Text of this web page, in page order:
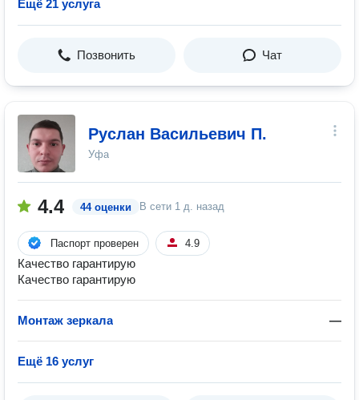
Ещё 21 услуга
Позвонить Чат
Руслан Васильевич П.
Уфа
4.4 44 оценки В сети 1 д. назад
Паспорт проверен 4.9
Качество гарантирую
Качество гарантирую
Монтаж зеркала —
Ещё 16 услуг